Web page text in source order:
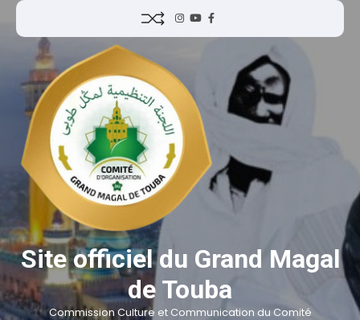
Site officiel du Grand Magal
de Touba
Commission Culture et Communication du Comité